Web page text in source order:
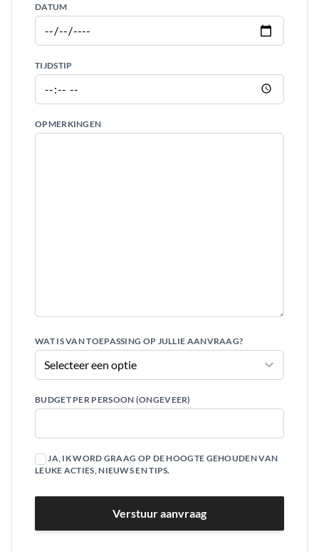
DATUM
TIJDSTIP
OPMERKINGEN
WAT IS VAN TOEPASSING OP JULLIE AANVRAAG?
BUDGET PER PERSOON (ONGEVEER)
JA, IK WORD GRAAG OP DE HOOGTE GEHOUDEN VAN
LEUKE ACTIES, NIEUWS EN TIPS.
Verstuur aanvraag